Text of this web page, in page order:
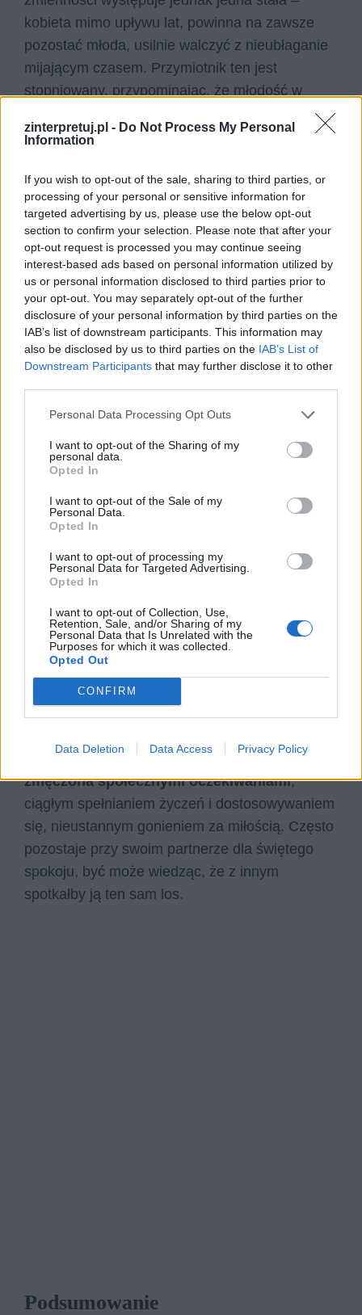
zinterpretuj.pl - Do Not Process My Personal
Information
If you wish to opt-out of the sale, sharing to third parties, or
processing of your personal or sensitive information for
targeted advertising by us, please use the below opt-out
section to confirm your selection. Please note that after your
opt-out request is processed you may continue seeing
interest-based ads based on personal information utilized by
us or personal information disclosed to third parties prior to
your opt-out. You may separately opt-out of the further
disclosure of your personal information by third parties on the
IAB’s list of downstream participants. This information may
also be disclosed by us to third parties on the IAB’s List of
Downstream Participants that may further disclose it to other
Personal Data Processing Opt Outs
I want to opt-out of the Sharing of my
personal data.
Opted In
I want to opt-out of the Sale of my
Personal Data.
Opted In
I want to opt-out of processing my
Personal Data for Targeted Advertising.
Opted In
I want to opt-out of Collection, Use,
Retention, Sale, and/or Sharing of my
Personal Data that Is Unrelated with the
Purposes for which it was collected.
Opted Out
CONFIRM
Data Deletion Data Access Privacy Policy
kobieta mimo upływu lat, powinna na zawsze
pozostać młoda, usilnie walczyć z nieubłaganie
mijającym czasem. Przymiotnik ten jest
stopniowany, przypominając, że młodość w
przypadku dojrzałej osoby staje się tylko iluzją,
oznaki starzenia przebijają się przez powłokę
Wbrew tytułowi wiersza, pojawia się w nim
portret jeszcze jednej postaci – mężczyzny
Oczekiwania wobec kobiet pokazane są przez
pryzmat jego oka, poetka prezentuje jego
oczekiwania wobec partnerki. Mężczyzna
chciałby, aby cechowały ją stereotypowe
przymioty – naiwność, uległość, kruchość i
słabość, a jednocześnie życiowa mądrość, siła i
zawsze służyć dobrą radą, nieporadna – a
zarazem rozsądna, bystra, zdeterminowana i
zaradna.
Życzenia mężczyzny są niemożliwe do
spełnienia tylko przez jedną osobę, ponieważ
stoją ze sobą w sprzeczności
, wykluczają się.
Z tekstu wyłania się obraz kobiety
rzeczywistej – diametralnie się one różnią.
Utwór zakończony jest ciekawym zabiegiem –
treść przysięgi małżeńskiej składanej przez
kochanków przed ołtarzem, został
sparafrazowany – mają być oni ze sobąna
ten stanowi puentę wiersza –
kobieta jest
zmęczona społecznymi oczekiwaniami,
ciągłym spełnianiem życzeń i dostosowywaniem
się, nieustannym gonieniem za miłością. Często
pozostaje przy swoim partnerze dla świętego
spokoju, być może wiedząc, że z innym
spotkałby ją ten sam los.
Podsumowanie